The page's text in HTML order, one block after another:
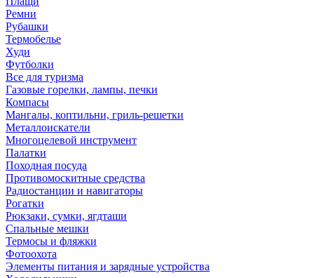
Ремни
Рубашки
Термобелье
Худи
Футболки
Все для туризма
Газовые горелки, лампы, печки
Компасы
Мангалы, коптильни, гриль-решетки
Металлоискатели
Многоцелевой инструмент
Палатки
Походная посуда
Противомоскитные средства
Радиостанции и навигаторы
Рогатки
Рюкзаки, сумки, ягдташи
Спальные мешки
Термосы и фляжки
Фотоохота
Элементы питания и зарядные устройства